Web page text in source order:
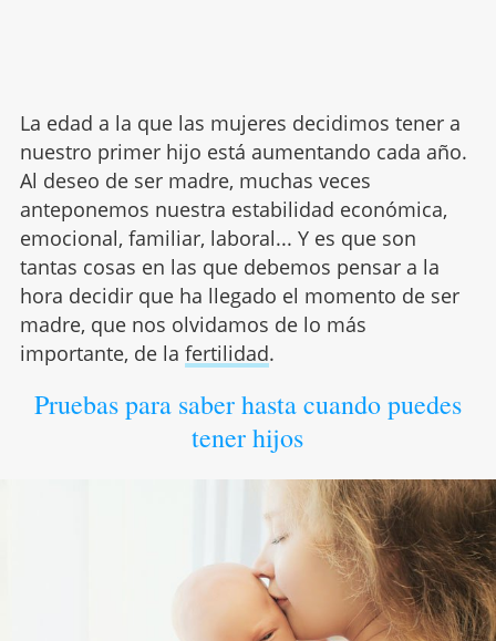
La edad a la que las mujeres decidimos tener a
nuestro primer hijo está aumentando cada año.
Al deseo de ser madre, muchas veces
anteponemos nuestra estabilidad económica,
emocional, familiar, laboral... Y es que son
tantas cosas en las que debemos pensar a la
hora decidir que ha llegado el momento de ser
madre, que nos olvidamos de lo más
importante, de la fertilidad.
Pruebas para saber hasta cuando puedes
tener hijos